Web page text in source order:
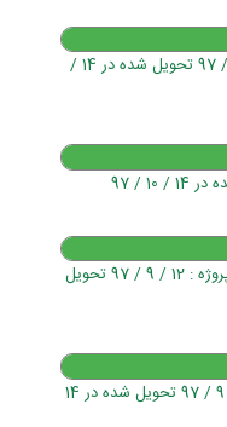
تابلوهای هدایت مسیر آبی رنگ/نوشته اختصاصی / تحویل شده - آغاز پروژه : 2 / 9 / 97 تحویل شده در 14 /
تابلوهای ایمنی شبرنگ ـ MSDS های ایمنی /منتظر تائید طرح / تحویل شده - آغاز پروژه : 12 / 9 / 97 تحویل
تابلوهای ایمنی ـ برچسب شبرنگ ـ پایه استند فلزی / تحویل شده - آغاز پروژه : 13 / 9 / 97 تحویل شده در 14